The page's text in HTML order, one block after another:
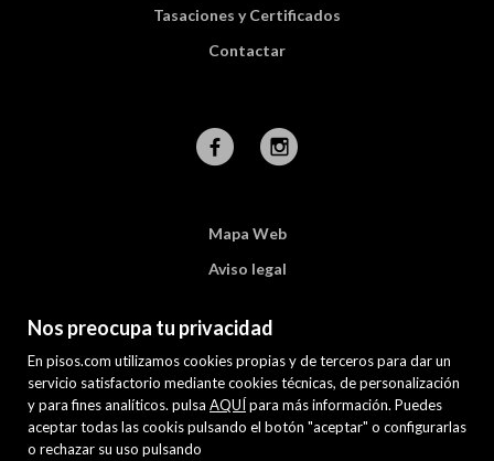
Nos preocupa tu privacidad
En pisos.com utilizamos cookies propias y de terceros para dar un
servicio satisfactorio mediante cookies técnicas, de personalización
y para fines analíticos. pulsa AQUÍ para más información. Puedes
aceptar todas las cookis pulsando el botón "aceptar" o configurarlas
o rechazar su uso pulsando
Tasaciones y Certificados
Contactar
Mapa Web
Aviso legal
Inmuebles destacados
Política de cookies